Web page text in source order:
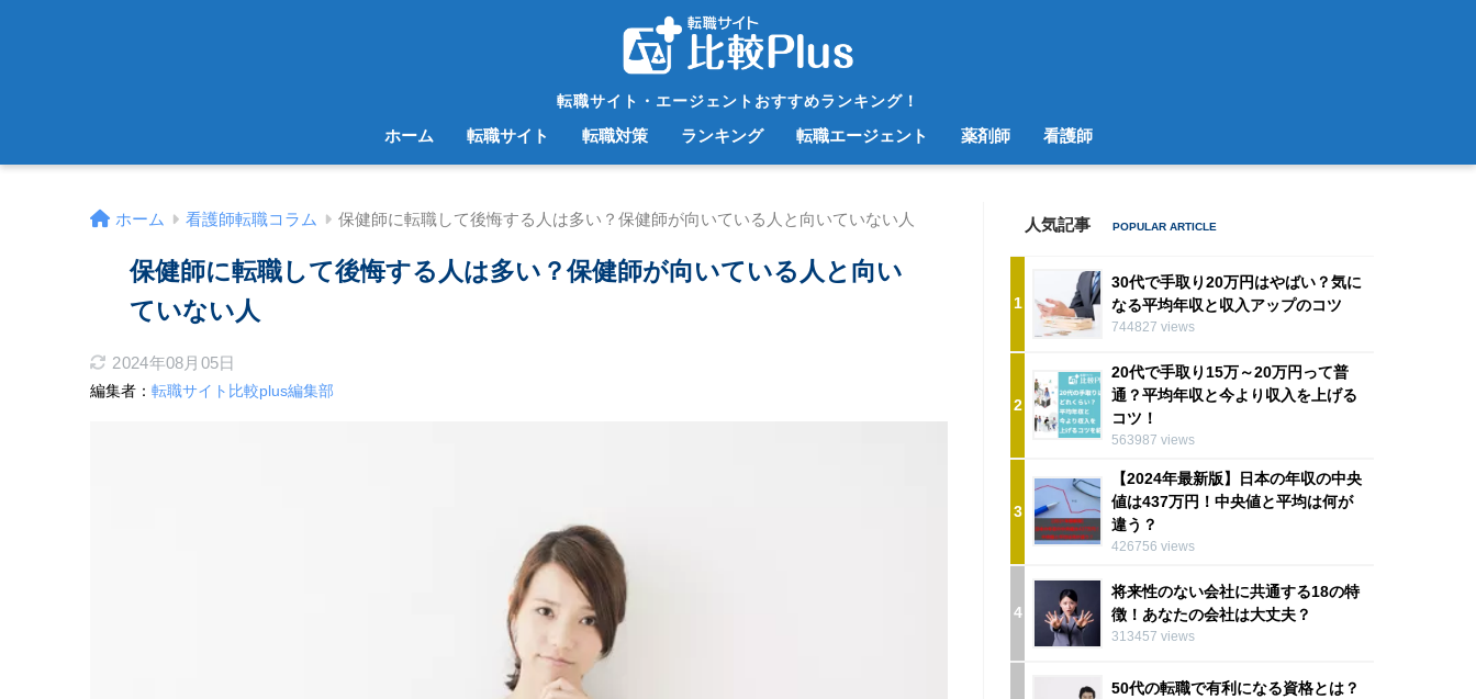
転職サイト・エージェントおすすめランキング！
ホーム 転職サイト 転職対策 ランキング 転職エージェント 薬剤師 看護師
ホーム 看護師転職コラム 保健師に転職して後悔する人は多い？保健師が向いている人と向いていない人
保健師に転職して後悔する人は多い？保健師が向いている人と向い
ていない人
2024年08月05日
編集者： 転職サイト比較plus編集部
人気記事
1
30代で手取り20万円はやばい？気に
なる平均年収と収入アップのコツ
744827 views
2
20代で手取り15万～20万円って普
通？平均年収と今より収入を上げる
コツ！
563987 views
3
【2024年最新版】日本の年収の中央
値は437万円！中央値と平均は何が
違う？
426756 views
4
将来性のない会社に共通する18の特
徴！あなたの会社は大丈夫？
313457 views
50代の転職で有利になる資格とは？